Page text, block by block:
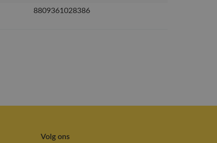
8809361028386
Volg ons